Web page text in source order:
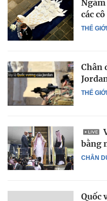
THẾ
Ngắm
các
THẾ GIỚI
Chân
CHÂN
bằng
Quốc